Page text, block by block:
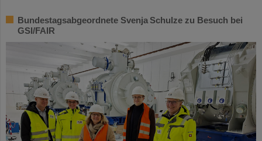
Bundestagsabgeordnete Svenja Schulze zu Besuch bei
GSI/FAIR